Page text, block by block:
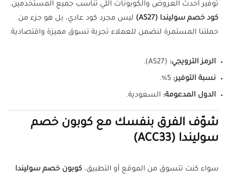
توفير أحدث العروض والكوبونات اللي تناسب جميع المستخدمين.
كود خصم سوليندا (AS27)
ليس مجرد كود عادي، بل هو جزء من
حملتنا المستمرة لنضمن للعملاء تجربة تسوق مميزة واقتصادية.
الرمز الترويجي: (AS27).
نسبة التوفير: 5%.
الدول المدعومة: السعودية.
شوّف الفرق بنفسك مع كوبون خصم
سوليندا (ACC33)
سواء كنت تتسوق من الموقع أو التطبيق، كوبون خصم سوليندا